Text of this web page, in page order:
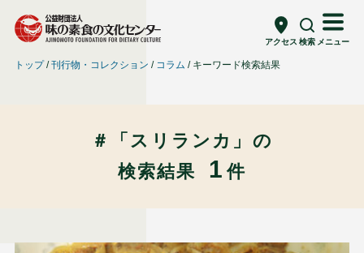
アクセス 検索 メニュー
トップ 刊行物・コレクション コラム キーワード検索結果
＃「スリランカ」の
検索結果
1 件